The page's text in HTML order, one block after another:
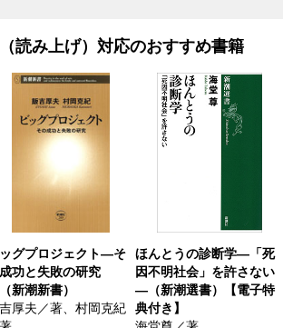
読み上げ）対応のおすすめ書籍
グプロジェクト―そ
功と失敗の研究
新潮新書）
厚夫／著、村岡克紀
ほんとうの診断学―「死
因不明社会」を許さない
―（新潮選書）【電子特
典付き】